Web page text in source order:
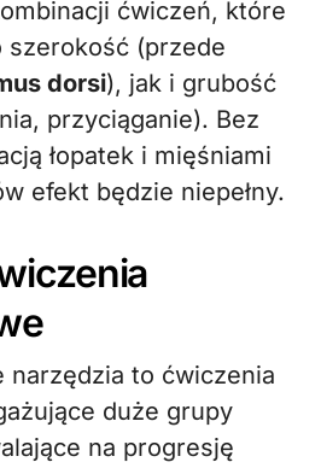
ćwiczeń, które
szerokość (przede
dorsi), jak i grubość
przyciąganie). Bez
łopatek i mięśniami
efekt będzie niepełny.
narzędzia to ćwiczenia
duże grupy
na progresję